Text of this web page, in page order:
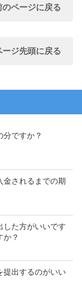
のページに戻る
ージ先頭に戻る
分ですか？
金されるまでの期
した方がいいです
か？
提出するのがいい